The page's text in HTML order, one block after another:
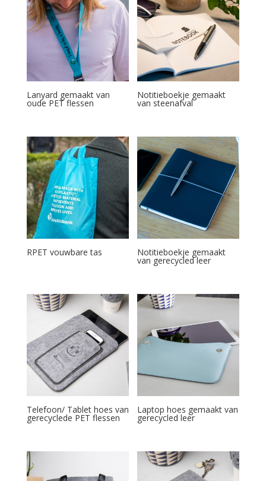
Lanyard gemaakt van
oude PET flessen
Notitieboekje gemaakt
van steenafval
RPET vouwbare tas Notitieboekje gemaakt
van gerecycled leer
Telefoon/ Tablet hoes van
gerecyclede PET flessen
Laptop hoes gemaakt van
gerecycled leer